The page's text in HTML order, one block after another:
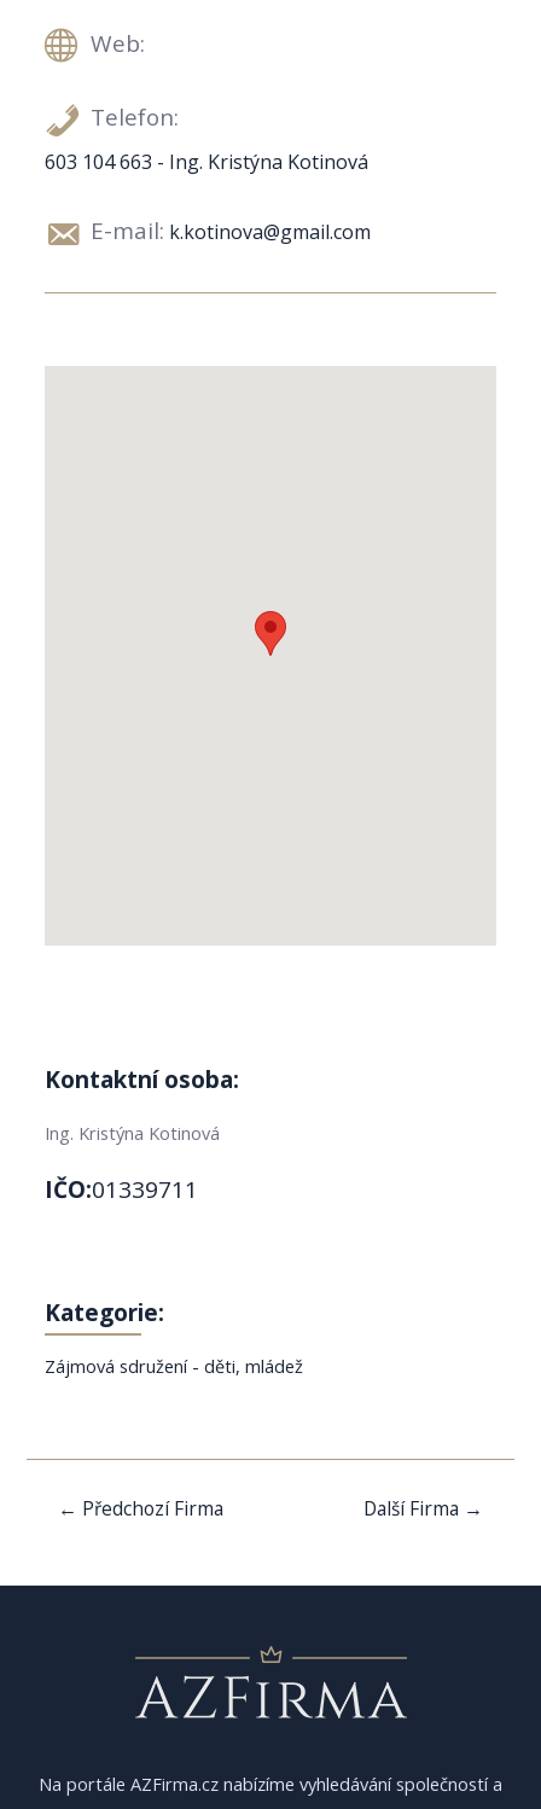
Web:
Telefon:
603 104 663 - Ing. Kristýna Kotinová
E-mail: k.kotinova@gmail.com
Kontaktní osoba:
Ing. Kristýna Kotinová
IČO:01339711
Kategorie:
Zájmová sdružení - děti, mládež
Navigace
← Předchozí Firma Další Firma →
Na portále AZFirma.cz nabízíme vyhledávání společností a